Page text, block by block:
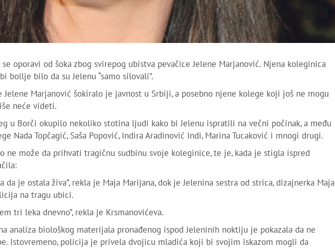
oporavi od šoka zbog svirepog ubistva pevačice Jelene Marjanović. Njena koleginica
bollje bilo da su Jelenu “samo silovali”.
Jelene Marjanović šokiralo je javnost u Srbiji, a posebno njene kolege koji još ne mogu
neće videti.
u Borči okupilo nekoliko stotina ljudi kako bi Jelenu ispratili na večni počinak, a među
Nada Topčagić, Saša Popović, Indira Aradinović Indi, Marina Tucaković i mnogi drugi.
ne može da prihvati tragičnu sudbinu svoje koleginice, te je, kada je stigla ispred
da je ostala živa”, rekla je Maja Marijana, dok je Jelenina sestra od strica, dizajnerka Maja
na tragu ubici.
tri leka dnevno”, rekla je Krsmanovićeva.
analiza biološkog materijala pronađenog ispod Jeleninih noktiju je pokazala da ne
Istovremeno, policija je privela dvojicu mladića koji bi svojim iskazom mogli da